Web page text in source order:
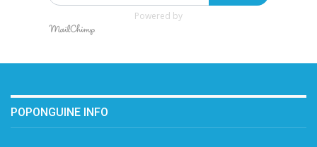
Powered by
POPONGUINE INFO